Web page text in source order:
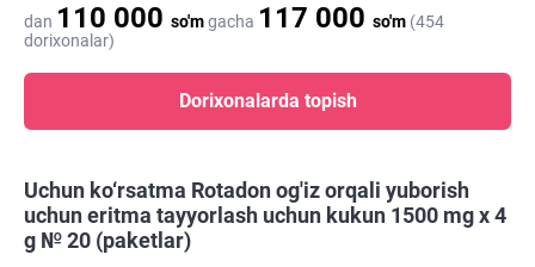
dan 110 000 so'mgacha 117 000 so'm (454
dorixonalar)
Dorixonalarda topish
Uchun ko‘rsatma Rotadon og'iz orqali yuborish
uchun eritma tayyorlash uchun kukun 1500 mg x 4
g № 20 (paketlar)